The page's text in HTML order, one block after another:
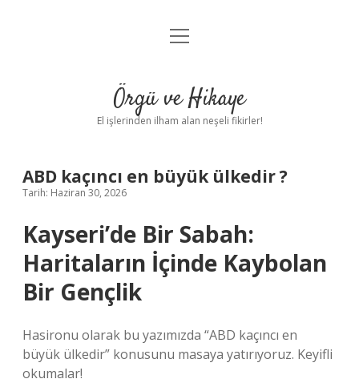
Anasayfa
Yasal Uyarı
menüyü
Örgü ve Hikaye
El işlerinden ilham alan neşeli fikirler!
ABD kaçıncı en büyük ülkedir ?
Tarih: Haziran 30, 2026
Kayseri’de Bir Sabah:
Haritaların İçinde Kaybolan
Bir Gençlik
Hasironu olarak bu yazımızda “ABD kaçıncı en
büyük ülkedir” konusunu masaya yatırıyoruz. Keyifli
okumalar!